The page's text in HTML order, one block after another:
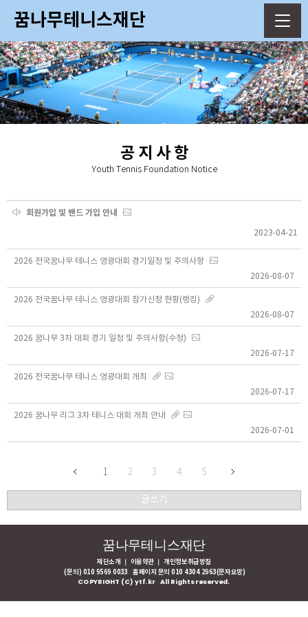
꿈나무테니스재단
공 지 사 항
Youth Tennis Foundation Notice
회원가입 및 밴드 가입 안내
2023-04-21
2026 전국꿈나무 테니스 영광대회 경기일정 및 주의사항
2026-08-07
2026 전국꿈나무 테니스 영광대회 참가신청 현황(랭킹)
2026-08-07
2026 꿈나무 3차 대회 경기 일정 및 주의사항(수정)
2026-07-17
2026 전국꿈나무 테니스 영광대회 개최
2026-07-17
2026 꿈나무 리그 3차 테니스 대회 개최 안내
2026-07-01
1 2 3 4 5
글쓰기
꿈나무테니스재단
재단소개 ｜ 이용약관 ｜개인정보취급방침
(문의) 010 9569 0033 홈페이지 문의 010 4304 2963(문자요망)
COPYRIGHT (C) ytf.kr All Rights reserved.